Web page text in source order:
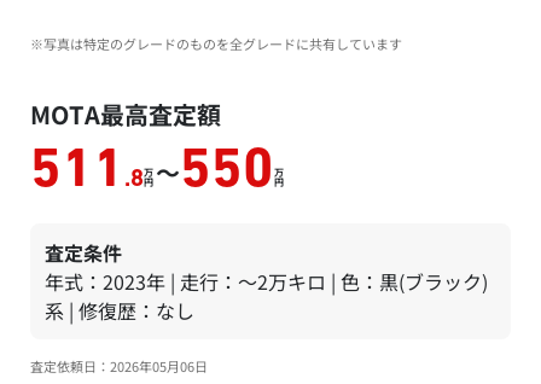
※写真は特定のグレードのものを全グレードに共有しています
MOTA最高査定額
511 .8万
円 ～550 万
円
査定条件
年式：2023年 | 走行：～2万キロ | 色：黒(ブラック)
系 | 修復歴：なし
査定依頼日：2026年05月06日